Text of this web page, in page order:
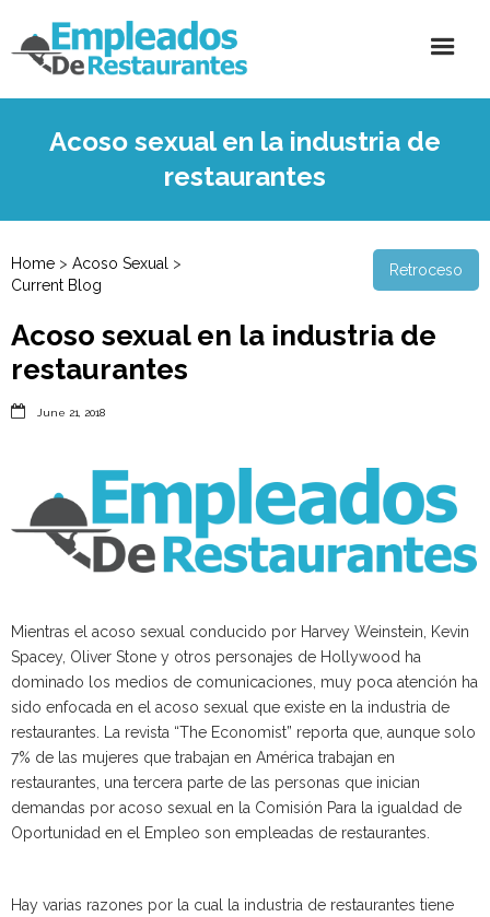
Acoso sexual en la industria de
restaurantes
Home > Acoso Sexual
>
Current Blog
Retroceso
Acoso sexual en la industria de
restaurantes
 June 21, 2018
Mientras el acoso sexual conducido por Harvey Weinstein, Kevin
Spacey, Oliver Stone y otros personajes de Hollywood ha
dominado los medios de comunicaciones, muy poca atención ha
sido enfocada en el acoso sexual que existe en la industria de
restaurantes. La revista “The Economist” reporta que, aunque solo
7% de las mujeres que trabajan en América trabajan en
restaurantes, una tercera parte de las personas que inician
demandas por acoso sexual en la Comisión Para la igualdad de
Oportunidad en el Empleo son empleadas de restaurantes.
Hay varias razones por la cual la industria de restaurantes tiene